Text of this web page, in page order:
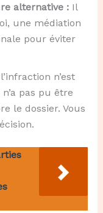
alternative :Il
une médiation
pour éviter
n’est
pas pu être
le dossier. Vous